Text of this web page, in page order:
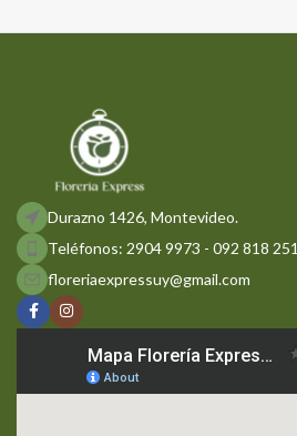
Durazno 1426, Montevideo.
Teléfonos: 2904 9973 - 092 818 251
floreriaexpressuy@gmail.com